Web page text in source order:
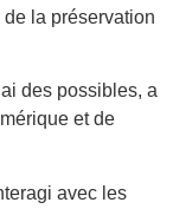
la préservation
des possibles, a
et de
avec les